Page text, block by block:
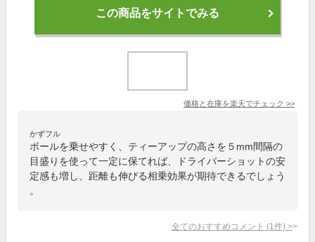
この商品をサイトでみる
価格と在庫を楽天でチェック >>
かずフル
ボールを乗せやすく、ティーアップの高さを５mm間隔の
目盛りを使って一定に保てれば、ドライバーショットの安
定感も増し、距離も伸びる相乗効果が期待できるでしょう
。
全てのおすすめコメント (1 件) >